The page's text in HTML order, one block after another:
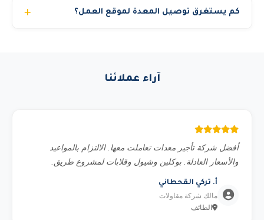
في اختيار النوع المناسب.
نوع العمل المطلوب، الارتفاع أو الحمولة، الموقع (داخلي أو
كم يستغرق توصيل المعدة لموقع العمل؟
التوصيل في الموعد المحدد بالضبط.
آراء عملائنا
أفضل شركة تأجير معدات تعاملت معها. الالتزام بالمواعيد
والأسعار العادلة. بوكلين وشيول وقلابات لمشروع طريق.
أ. تركي القحطاني
مالك شركة مقاولات
الطائف